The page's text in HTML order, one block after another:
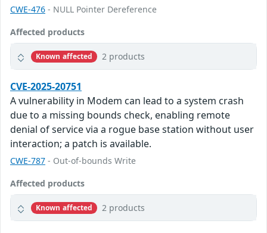
CWE-476 - NULL Pointer Dereference
Affected products
Known affected 2 products
CVE-2025-20751
A vulnerability in Modem can lead to a system crash
due to a missing bounds check, enabling remote
denial of service via a rogue base station without user
interaction; a patch is available.
CWE-787 - Out-of-bounds Write
Affected products
Known affected 2 products